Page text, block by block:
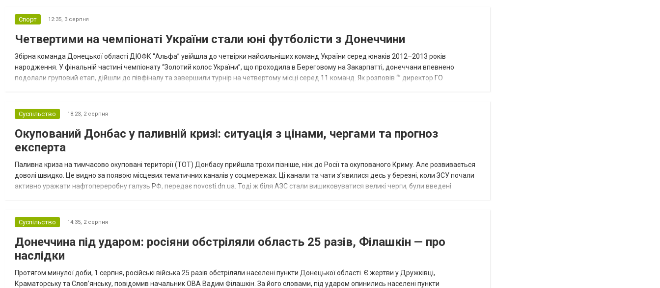
Спорт 12:35, 3 серпня
Четвертими на чемпіонаті України стали юні футболісти з Донеччини
Збірна команда Донецької області ДЮФК “Альфа” увійшла до четвірки найсильніших команд України серед юнаків 2012–2013 років
народження. У фінальній частині чемпіонату “Золотий колос України”, що проходила в Береговому на Закарпатті, донеччани впевнено
подолали груповий етап, дійшли до півфіналу та завершили турнір на четвертому місці серед 11 команд. Як розповів “” директор ГО
Суспільство 18:23, 2 серпня
Окупований Донбас у паливній кризі: ситуація з цінами, чергами та прогноз
експерта
Паливна криза на тимчасово окуповані території (ТОТ) Донбасу прийшла трохи пізніше, ніж до Росії та окупованого Криму. Але розвивається
доволі швидко. Це видно за появою місцевих тематичних каналів у соцмережах. Ці канали та чати з’явилися десь у березні, коли ЗСУ почали
активно уражати нафтопереробну галузь РФ, передає novosti.dn.ua. Тоді ж біля АЗС стали вишиковуватися великі черги, були введені
Суспільство 14:35, 2 серпня
Донеччина під ударом: росіяни обстріляли область 25 разів, Філашкін — про
наслідки
Протягом минулої доби, 1 серпня, російські війська 25 разів обстріляли населені пункти Донецької області. Є жертви у Дружківці,
Краматорську та Слов’янську, повідомив начальник ОВА Вадим Філашкін. За його словами, під ударом опинились населені пункти